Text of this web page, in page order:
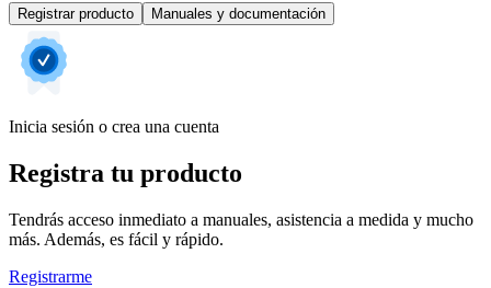
Registrar producto Manuales y documentación
Inicia sesión o crea una cuenta
Registra tu producto
Tendrás acceso inmediato a manuales, asistencia a medida y mucho
más. Además, es fácil y rápido.
Registrarme